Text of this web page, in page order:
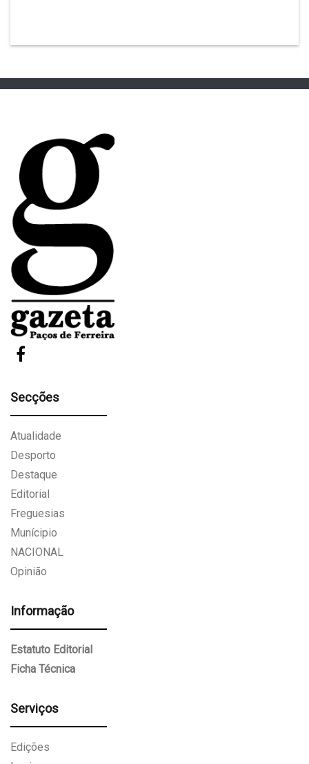
Secções
Atualidade
Desporto
Destaque
Editorial
Freguesias
Munícipio
NACIONAL
Opinião
Informação
Estatuto Editorial
Ficha Técnica
Serviços
Edições